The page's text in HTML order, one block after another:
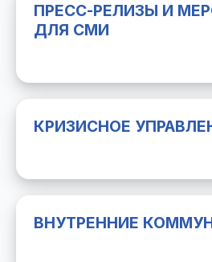
ПРЕСС-РЕЛИЗЫ И
ДЛЯ СМИ
КРИЗИСНОЕ
ВНУТРЕННИЕ